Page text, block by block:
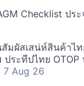
Checklist ปร
ผัสเสน่ห์สินค้าไท
ระทีปไทย OTOP
7 Aug 26